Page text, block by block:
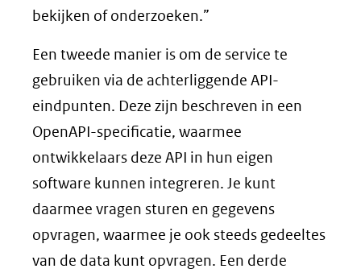
bekijken of onderzoeken.”
Een tweede manier is om de service te
gebruiken via de achterliggende API-
eindpunten. Deze zijn beschreven in een
OpenAPI-specificatie, waarmee
ontwikkelaars deze API in hun eigen
software kunnen integreren. Je kunt
daarmee vragen sturen en gegevens
opvragen, waarmee je ook steeds gedeeltes
van de data kunt opvragen. Een derde